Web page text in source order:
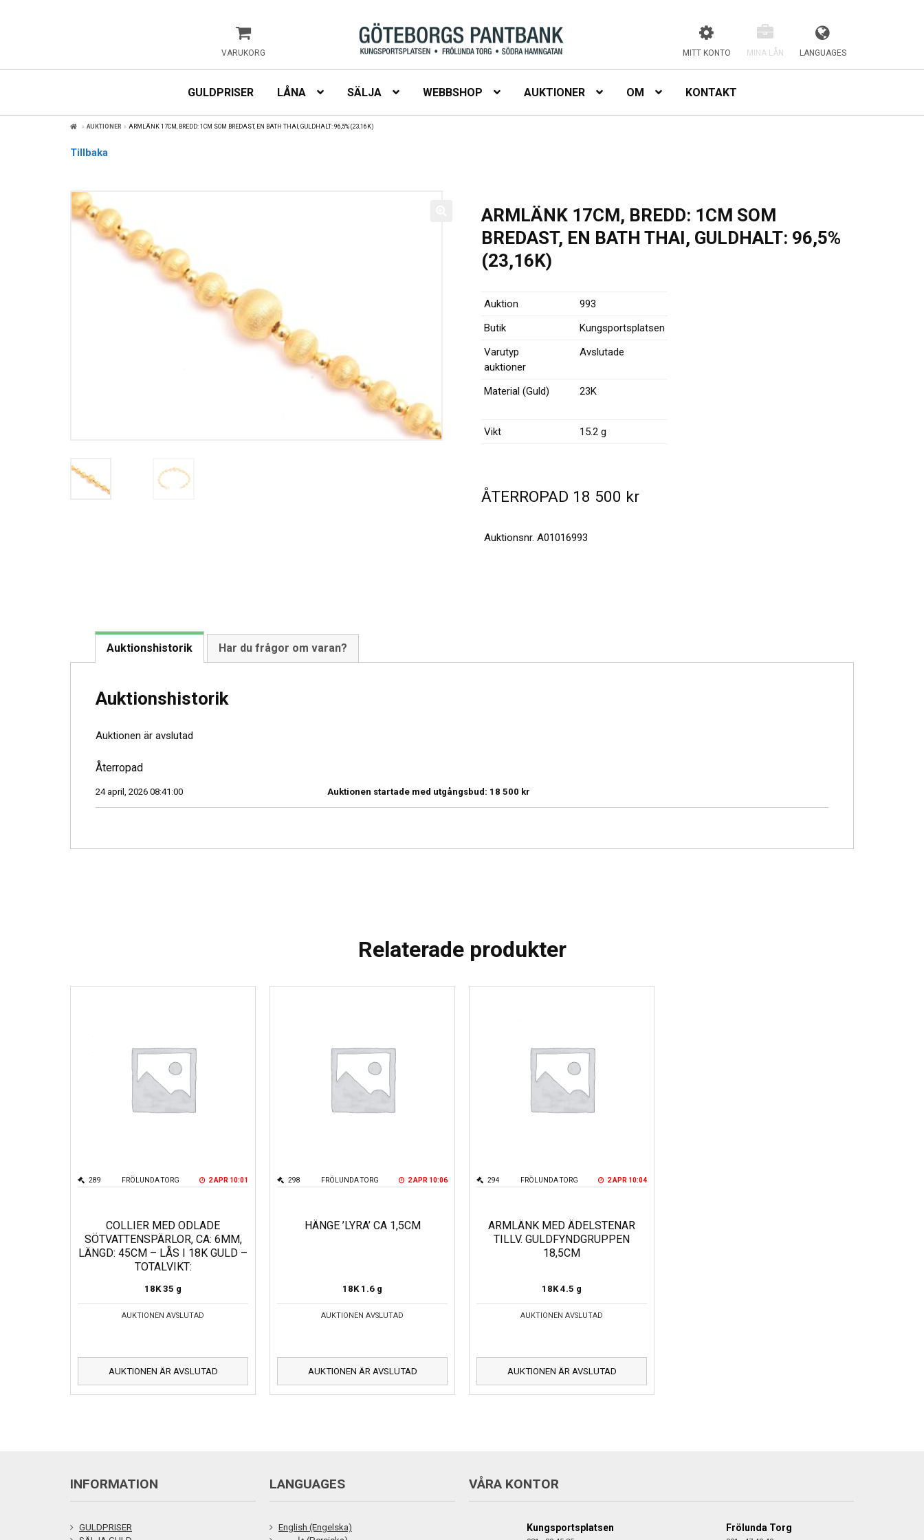
VARUKORG MITT KONTO MINA LÅN LANGUAGES
GULDPRISER LÅNA SÄLJA WEBBSHOP AUKTIONER OM KONTAKT
AUKTIONER ARMLÄNK 17CM, BREDD: 1CM SOM BREDAST, EN BATH THAI, GULDHALT: 96,5% (23,16K)
Tillbaka
ARMLÄNK 17CM, BREDD: 1CM SOM
BREDAST, EN BATH THAI, GULDHALT: 96,5%
(23,16K)
Auktion
993
Butik
Kungsportsplatsen
Varutyp
Avslutade
auktioner
Material (Guld)
23K
Vikt 15.2 g
ÅTERROPAD 18 500 kr
Auktionsnr. A01016993
Auktionshistorik Har du frågor om varan?
Auktionshistorik
Auktionen är avslutad
Återropad
24 april, 2026 08:41:00 Auktionen startade med utgångsbud: 18 500 kr
Relaterade produkter
FRÖLUNDA TORG
289 2 APR 10:01
COLLIER MED ODLADE
SÖTVATTENSPÄRLOR, CA: 6MM,
LÄNGD: 45CM – LÅS I 18K GULD –
TOTALVIKT:
18K 35 g
AUKTIONEN AVSLUTAD
AUKTIONEN ÄR AVSLUTAD
FRÖLUNDA TORG
298 2 APR 10:06
HÄNGE ’LYRA’ CA 1,5CM
18K 1.6 g
AUKTIONEN AVSLUTAD
AUKTIONEN ÄR AVSLUTAD
FRÖLUNDA TORG
294 2 APR 10:04
ARMLÄNK MED ÄDELSTENAR
TILLV. GULDFYNDGRUPPEN
18,5CM
18K 4.5 g
AUKTIONEN AVSLUTAD
AUKTIONEN ÄR AVSLUTAD
INFORMATION
GULDPRISER
LANGUAGES
English (Engelska)
VÅRA KONTOR
Kungsportsplatsen Frölunda Torg